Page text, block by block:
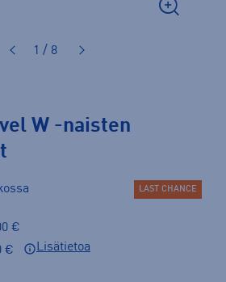
1 / 8
W -naisten
€
€
Lisätietoa
LAST CHANCE